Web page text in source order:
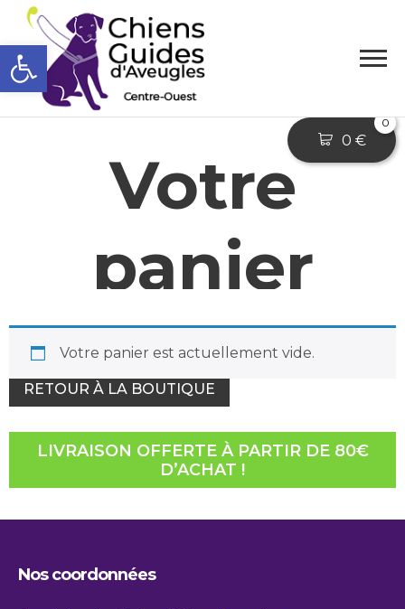
Ouvrir la barre d’outils
0
0 €
Votre
panier
Votre panier est actuellement vide.
RETOUR À LA BOUTIQUE
LIVRAISON OFFERTE À PARTIR DE 80€
D’ACHAT !
Nos coordonnées